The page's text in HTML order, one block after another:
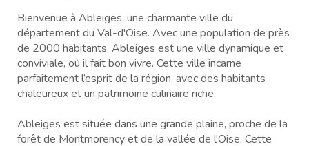
Bienvenue à Ableiges, une charmante ville du
département du Val-d'Oise. Avec une population de près
de 2000 habitants, Ableiges est une ville dynamique et
conviviale, où il fait bon vivre. Cette ville incarne
parfaitement l’esprit de la région, avec des habitants
chaleureux et un patrimoine culinaire riche.
Ableiges est située dans une grande plaine, proche de la
forêt de Montmorency et de la vallée de l'Oise. Cette